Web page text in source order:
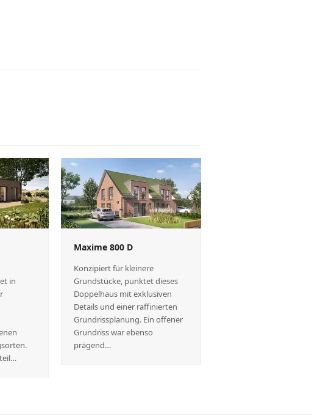
in
Maxime 800 D
Konzipiert für kleinere
Grundstücke, punktet dieses
Doppelhaus mit exklusiven
Details und einer raffinierten
Grundrissplanung. Ein offener
Grundriss war ebenso
prägend…